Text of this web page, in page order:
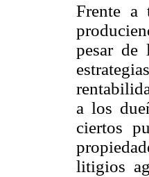
Frente a
pesar de
a los
ciertos
litigios